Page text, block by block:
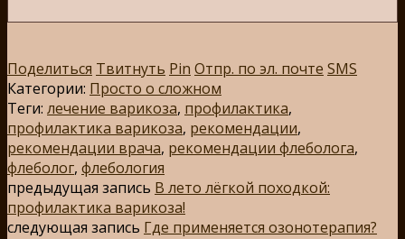
Поделиться Твитнуть Pin Отпр. по эл. почте SMS
Категории: Просто о сложном
Теги: лечение варикоза, профилактика,
профилактика варикоза, рекомендации,
рекомендации врача, рекомендации флеболога,
флеболог, флебология
предыдущая запись В лето лёгкой походкой:
профилактика варикоза!
следующая запись Где применяется озонотерапия?